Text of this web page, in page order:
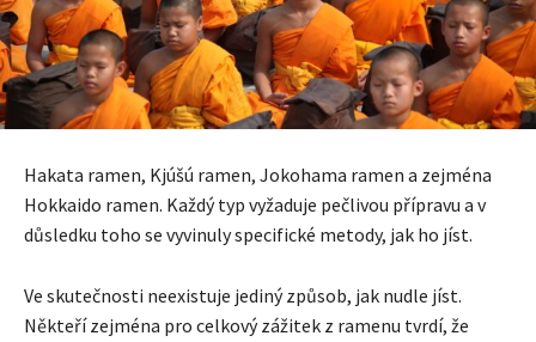
Hakata ramen, Kjúšú ramen, Jokohama ramen a zejména
Hokkaido ramen. Každý typ vyžaduje pečlivou přípravu a v
důsledku toho se vyvinuly specifické metody, jak ho jíst.
Ve skutečnosti neexistuje jediný způsob, jak nudle jíst.
Někteří zejména pro celkový zážitek z ramenu tvrdí, že